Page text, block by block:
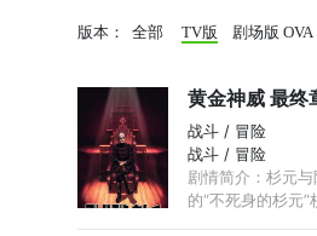
版本： 全部 TV版 剧场版 OVA
黄金神威 最终
战斗 / 冒险
战斗 / 冒险
剧情简介：杉元
的“不死身的杉元